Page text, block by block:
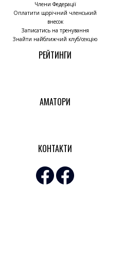
Члени Федерації
Оплатити щорічний членський
внесок
Записатись на тренування
Знайти найближчий клуб/секцію
РЕЙТИНГИ
АМАТОРИ
КОНТАКТИ